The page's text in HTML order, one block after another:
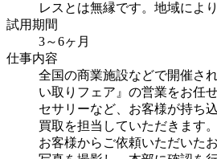
レスとは無縁です。地域によ
試用期間
3～6ヶ月
仕事内容
全国の商業施設などで開催さ
い取りフェア』の営業をお任
セサリーなど、お客様が持ち
買取を担当していただきます。
お客様からご依頼いただいた